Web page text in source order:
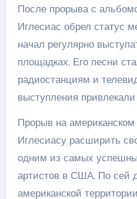
После прорыва с
Иглесиас обрел статус
начал регулярно
площадках. Его песни
радиостанциям и
выступления
Прорыв на
Иглесиасу расширить
одним из самых
артистов в США. По сей
американской